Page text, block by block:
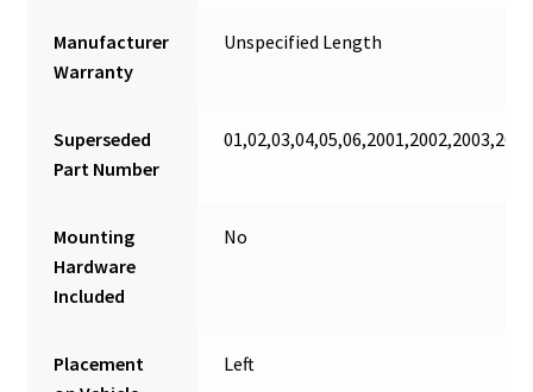
Manufacturer
Warranty
Unspecified Length
Superseded
Part Number
Mounting
Hardware
Included
No
Placement
Left